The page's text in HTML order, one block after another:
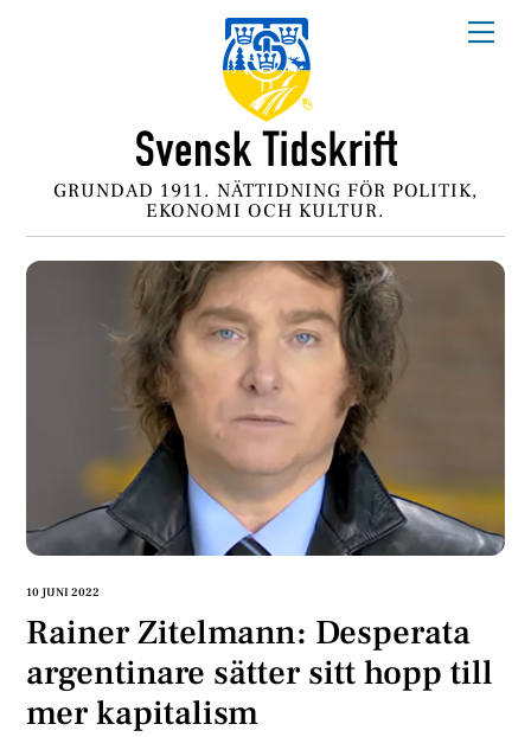
GRUNDAD 1911. NÄTTIDNING FÖR POLITIK,
EKONOMI OCH KULTUR.
10 JUNI 2022
Rainer Zitelmann: Desperata
argentinare sätter sitt hopp till
mer kapitalism